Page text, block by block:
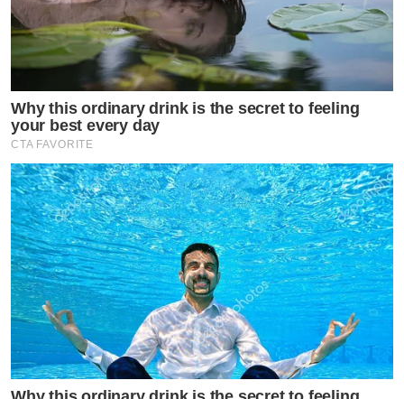
ขอแนะนำ
โฟมล้างหน้า หรือโฟมลดสิว นวัตกรรมใหม่ที่คิดค้นเพื่อ
ปกป้องผิวจาก PM 2.5 เชื้อไวรัสและแบคทีเรีย ด้วย
นวัตกรรม Exo-P จุลินทรีย์ธรรมชาติจากประเทศฝรั่งเศส ทำ
หน้าที่เป็นเกราะใส ให้ผิวปลอดภัยจากฝุ่น
และบำรุงด้วยเซรั่มสาหร่ายสีน้ำตาลรวมทั้งป้องกันการเกิด
สิว ลดอาการผิวอักเสบ
กดลิ้งค์รับข้อมูล โฟมเซรั่ม เพิ่มเติ่มได้ที่ Link ด้านล่าง
https://www.tvpoolreward.com/salepagefoamoffice/
Why this ordinary drink is the secret to feeling
your best every day
CTA FAVORITE